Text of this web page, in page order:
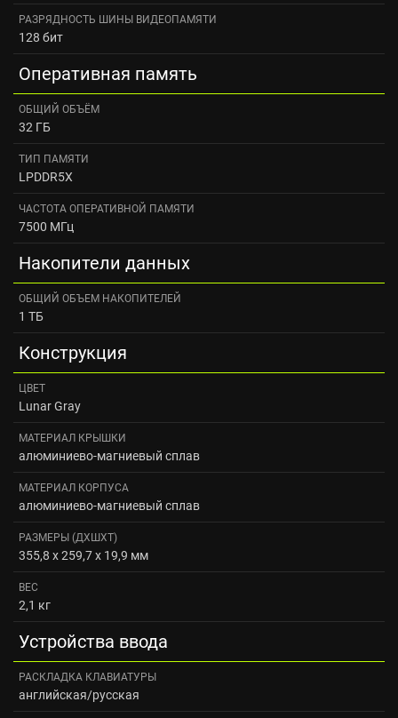
РАЗРЯДНОСТЬ ШИНЫ ВИДЕОПАМЯТИ
128 бит
Оперативная память
ОБЩИЙ ОБЪЁМ
32 ГБ
ТИП ПАМЯТИ
LPDDR5X
ЧАСТОТА ОПЕРАТИВНОЙ ПАМЯТИ
7500 МГц
Накопители данных
ОБЩИЙ ОБЪЕМ НАКОПИТЕЛЕЙ
1 ТБ
Конструкция
ЦВЕТ
Lunar Gray
МАТЕРИАЛ КРЫШКИ
алюминиево-магниевый сплав
МАТЕРИАЛ КОРПУСА
алюминиево-магниевый сплав
РАЗМЕРЫ (ДXШXТ)
355,8 x 259,7 x 19,9 мм
ВЕС
2,1 кг
Устройства ввода
РАСКЛАДКА КЛАВИАТУРЫ
английская/русская